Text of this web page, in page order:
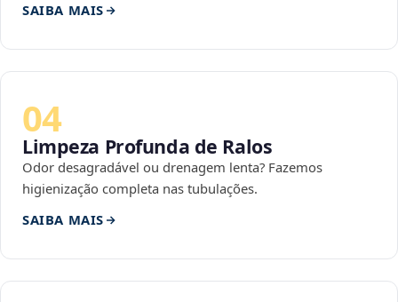
SAIBA MAIS
04
Limpeza Profunda de Ralos
Odor desagradável ou drenagem lenta? Fazemos
higienização completa nas tubulações.
SAIBA MAIS